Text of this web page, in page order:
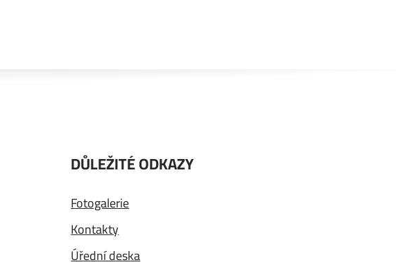
DŮLEŽITÉ ODKAZY
Fotogalerie
Kontakty
Úřední deska